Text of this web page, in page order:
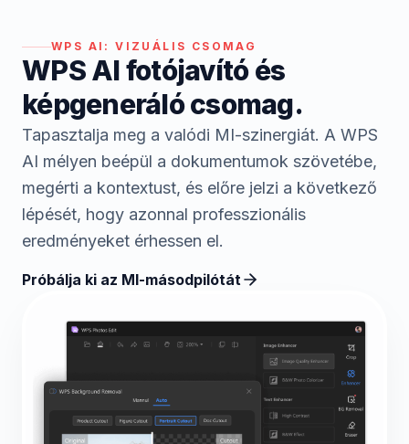
WPS AI:VIZUÁLIS CSOMAG
WPS AI fotójavító és
képgeneráló csomag.
Tapasztalja meg a valódi MI-szinergiát. A WPS
AI mélyen beépül a dokumentumok szövetébe,
megérti a kontextust, és előre jelzi a következő
lépését, hogy azonnal professzionális
eredményeket érhessen el.
Próbálja ki az MI-másodpilótát